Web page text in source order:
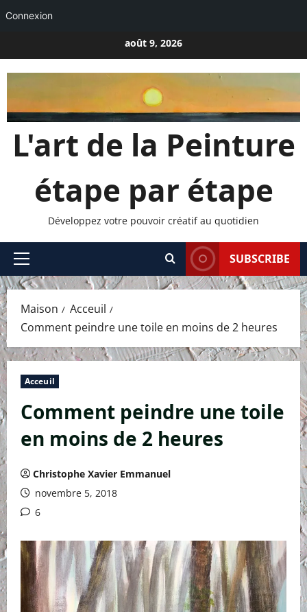
Connexion
au
contenu
août 9, 2026
L'art de la Peinture
étape par étape
Développez votre pouvoir créatif au quotidien
Menu
principal
SUBSCRIBE
Maison
Acceuil
Comment peindre une toile en moins de 2 heures
Acceuil
Comment peindre une toile
en moins de 2 heures
Christophe Xavier Emmanuel
novembre 5, 2018
6